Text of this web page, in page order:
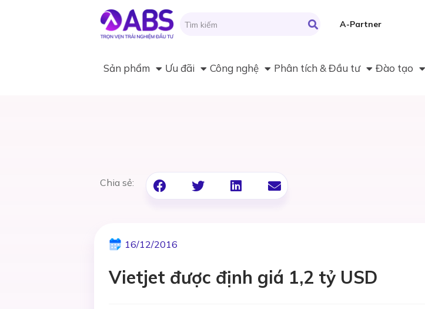
A-Partner
Sản phẩm Ưu đãi Công nghệ Phân tích & Đầu tư Đào tạo
Chia sẻ:
16/12/2016
Vietjet được định giá 1,2 tỷ USD